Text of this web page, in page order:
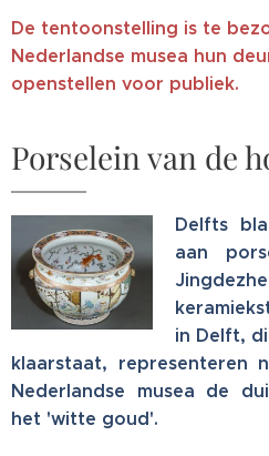
De tentoonstelling is te
Nederlandse musea hun
openstellen voor publiek.
Porselein van de
Delfts
aan
in Delft,
klaarstaat, representeren
Nederlandse musea de
het 'witte goud'.